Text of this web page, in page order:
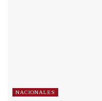
NACIONALES